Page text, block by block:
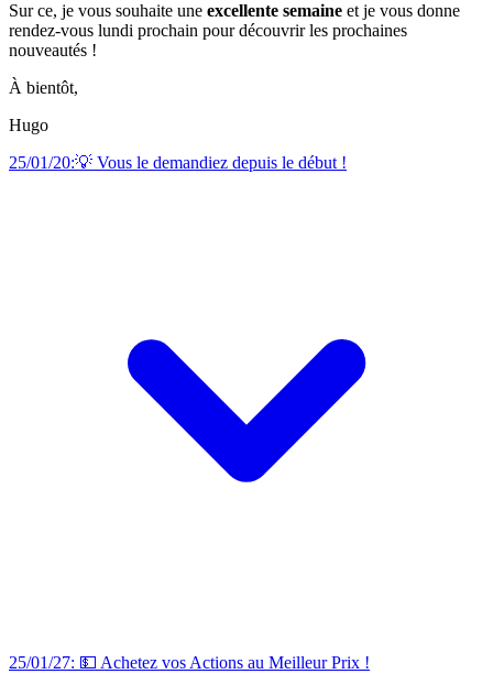
Sur ce, je vous souhaite une excellente semaine et je vous donne
rendez-vous lundi prochain pour découvrir les prochaines
nouveautés !
À bientôt,
Hugo
25/01/20:💡 Vous le demandiez depuis le début !
25/01/27: 💵 Achetez vos Actions au Meilleur Prix !